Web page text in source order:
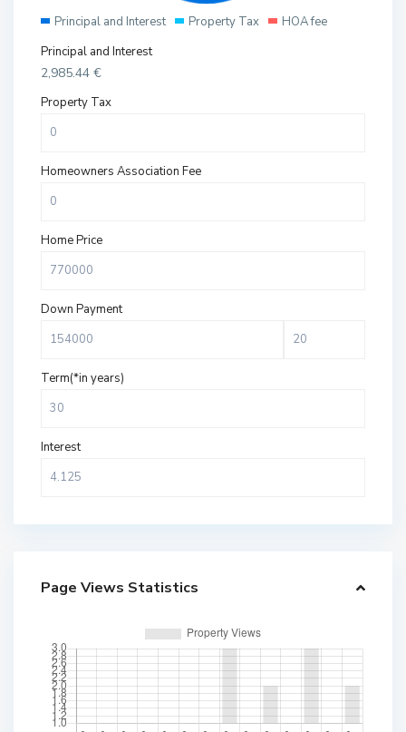
Principal and Interest Property Tax
HOA fee
Principal and Interest
2,985.44 €
Property Tax
Homeowners Association Fee
Home Price
Down Payment
Term(*in years)
Interest
Page Views Statistics